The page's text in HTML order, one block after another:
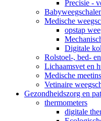
Precisie -
Medische
opstap
Digitale
Rolstoel-, bed-
Lichaamsvet en
Medische
Vetinaire
Gezondheidszorg en
thermometers
digitale